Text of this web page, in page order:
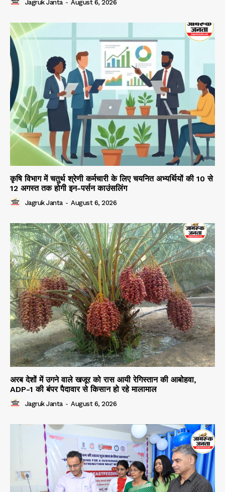
Jagruk Janta - August 6, 2026
कृषि विभाग में चतुर्थ श्रेणी कर्मचारी के लिए चयनित अभ्यर्थियों की 10 से
12 अगस्त तक होगी इन-पर्सन काउंसलिंग
Jagruk Janta - August 6, 2026
अरब देशों में उगने वाले खजूर को रास आयी रेगिस्तान की आबोहवा,
ADP-1 की बंपर पैदावार से किसान हो रहे मालामाल
Jagruk Janta - August 6, 2026